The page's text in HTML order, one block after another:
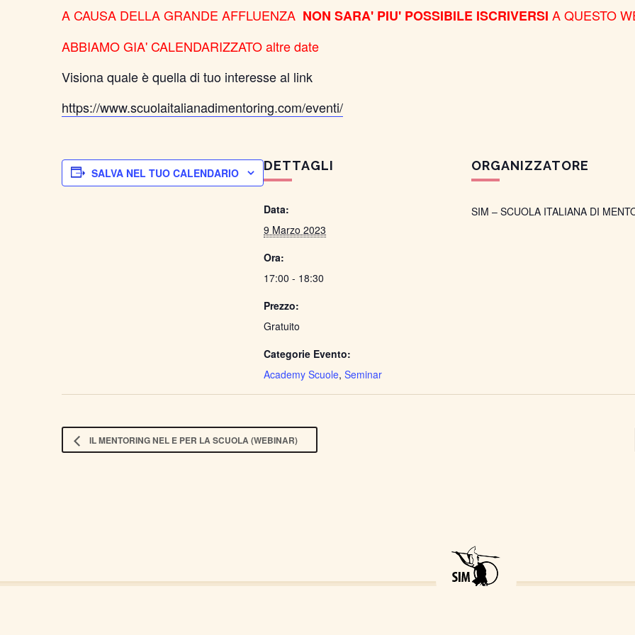
A CAUSA DELLA GRANDE AFFLUENZA NON SARA' PIU' POSSIBILE ISCRIVERSI A QUESTO
ABBIAMO GIA' CALENDARIZZATO altre date
Visiona quale è quella di tuo interesse al link
https://www.scuolaitalianadimentoring.com/eventi/
SALVA NEL TUO CALENDARIO DETTAGLI
Data:
9 Marzo 2023
Ora:
17:00 - 18:30
Prezzo:
Gratuito
Categorie Evento:
Academy Scuole, Seminar
ORGANIZZATORE
SIM – SCUOLA ITALIANA DI
IL MENTORING NEL E PER LA SCUOLA (WEBINAR)